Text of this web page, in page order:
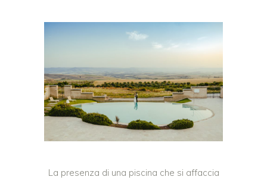
La presenza di una piscina che si affaccia